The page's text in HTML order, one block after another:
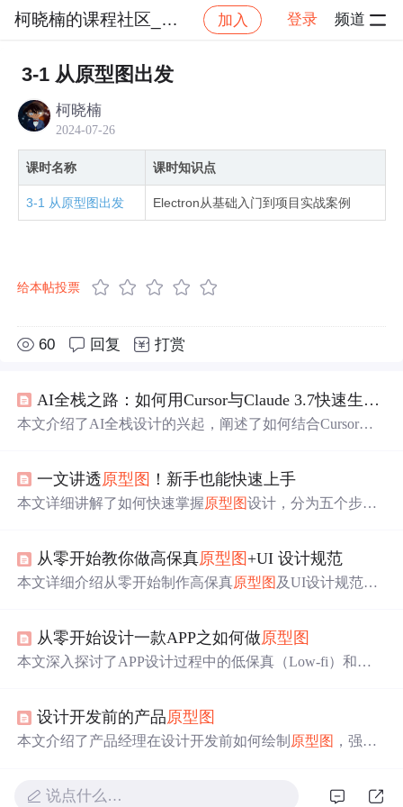
柯晓楠的课程社区_NO_1 加入 登录 频道
社区 柯晓楠的课程社区_NO_1
3-1 从原型图出发
柯晓楠
2024-07-26
课时名称 课时知识点
3-1 从原型图出发 Electron从基础入门到项目实战案例
给本帖投票
60 回复 打赏
AI全栈之路：如何用Cursor与Claude 3.7快速生成APP
本文介绍了AI全栈设计的兴起，阐述了如何结合Cursor与C
设计开发流程的提升，如提高效率、优化协作等，并给出
社交APP的实际案例。
一文讲透原型图 ！新手也能快速上手
本文详细讲解了如何快速掌握原型图设计，分为五个步骤
如摹客3和Balsamiq，同时提供进阶技巧提升专业度。
从零开始教你做高保真原型图 +UI 设计规范
本文详细介绍从零开始制作高保真原型图 及UI设计规范的
从零开始设计一款APP之如何做原型图
本文深入探讨了APP设计过程中的低保真（Low-fi）和高
设计开发前的产品原型图
本文介绍了产品经理在设计开发前如何绘制 原型图
，强调
R制作原型图的步骤，以及在设计过程中应注意的架构规
说点什么…